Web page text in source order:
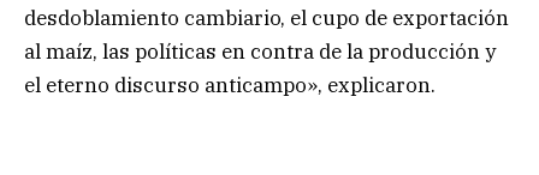
desdoblamiento cambiario, el cupo de exportación
al maíz, las políticas en contra de la producción y
el eterno discurso anticampo», explicaron.